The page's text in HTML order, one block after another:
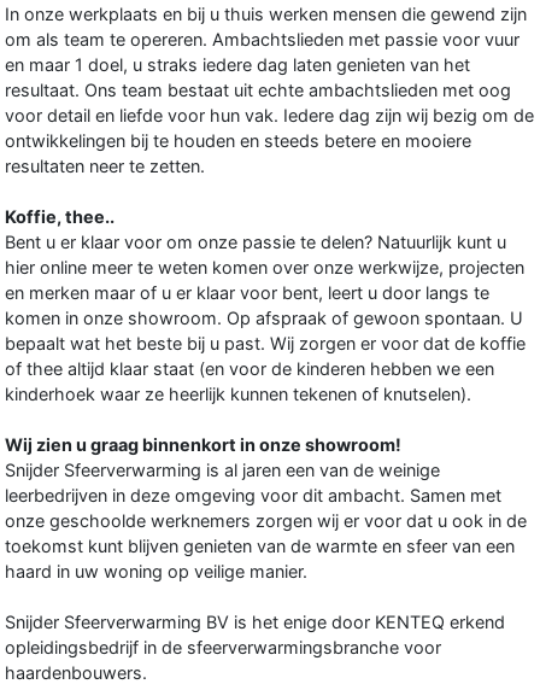
In onze werkplaats en bij u thuis werken mensen die gewend zijn
om als team te opereren. Ambachtslieden met passie voor vuur
en maar 1 doel, u straks iedere dag laten genieten van het
resultaat. Ons team bestaat uit echte ambachtslieden met oog
voor detail en liefde voor hun vak. Iedere dag zijn wij bezig om de
ontwikkelingen bij te houden en steeds betere en mooiere
resultaten neer te zetten.
Koffie, thee..
Bent u er klaar voor om onze passie te delen? Natuurlijk kunt u
hier online meer te weten komen over onze werkwijze, projecten
en merken maar of u er klaar voor bent, leert u door langs te
komen in onze showroom. Op afspraak of gewoon spontaan. U
bepaalt wat het beste bij u past. Wij zorgen er voor dat de koffie
of thee altijd klaar staat (en voor de kinderen hebben we een
kinderhoek waar ze heerlijk kunnen tekenen of knutselen).
Wij zien u graag binnenkort in onze showroom!
Snijder Sfeerverwarming is al jaren een van de weinige
leerbedrijven in deze omgeving voor dit ambacht. Samen met
onze geschoolde werknemers zorgen wij er voor dat u ook in de
toekomst kunt blijven genieten van de warmte en sfeer van een
haard in uw woning op veilige manier.
Snijder Sfeerverwarming BV is het enige door KENTEQ erkend
opleidingsbedrijf in de sfeerverwarmingsbranche voor
haardenbouwers.